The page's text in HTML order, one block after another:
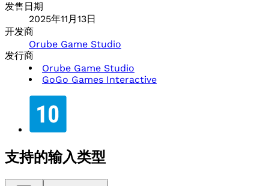
发售日期
2025年11月13日
开发商
Orube Game Studio
发行商
Orube Game Studio
GoGo Games Interactive
支持的输入类型